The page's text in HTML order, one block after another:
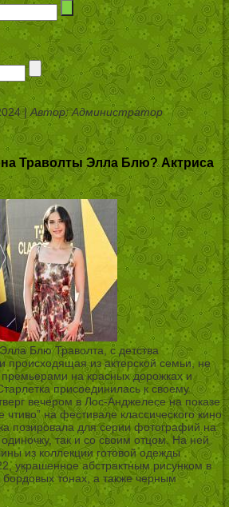
| Автор: Администратор
Траволты Элла Блю? Актриса
Блю Траволта, с детства
происходящая из актерской семьи, не
на красных дорожках и
присоединилась к своему
вечером в Лос-Анджелесе на показе
на фестивале классического кино
позировала для серии фотографий на
так и со своим отцом. На ней
из коллекции готовой одежды
украшенное абстрактным рисунком в
тонах, а также черным